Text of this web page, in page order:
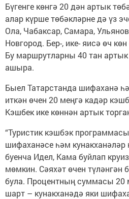
Бүгенге көнгә 20 дән артык
алар күрше төбәкләрне дә үз
Ола, Чабаксар, Самара,
Новгород. Бер-, ике- яисә өч
Бу маршрутларны 40 тан артык
ашыра.
Быел Татарстанда шифаханә
иткән өчен 20 меңгә кадәр
Кэшбек ике көннән артык
“Туристик кэшбэк
шифаханәсе һәм кунакханәләр
буенча Идел, Кама буйлап
мөмкин. Сәяхәт өчен түләнгән
була. Процентның суммасы 20
шарт – кунакханәдә яки